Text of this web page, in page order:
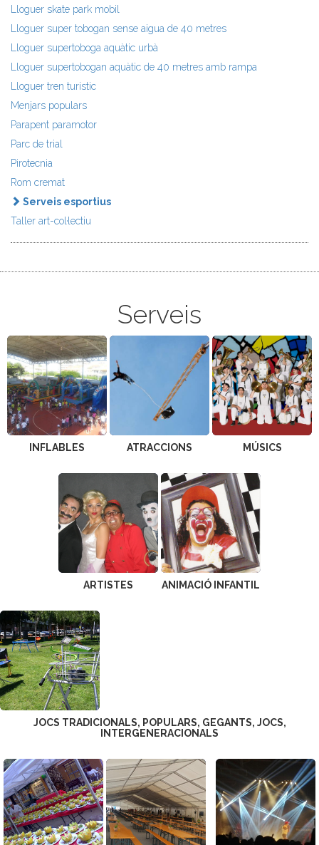
Lloguer skate park mobil
Lloguer super tobogan sense aigua de 40 metres
Lloguer supertoboga aquàtic urbà
Lloguer supertobogan aquàtic de 40 metres amb rampa
Lloguer tren turistic
Menjars populars
Parapent paramotor
Parc de trial
Pirotecnia
Rom cremat
Serveis esportius
Taller art-col·lectiu
Serveis
INFLABLES ATRACCIONS MÚSICS
ARTISTES ANIMACIÓ INFANTIL
JOCS TRADICIONALS, POPULARS, GEGANTS, JOCS,
INTERGENERACIONALS